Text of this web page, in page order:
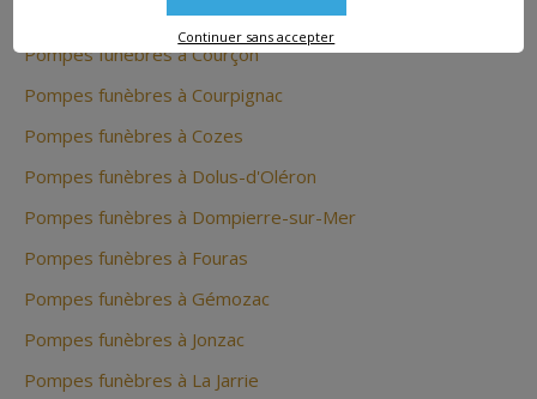
Pompes funèbres à Consac
Pompes funèbres à Courçon
Pompes funèbres à Courpignac
Pompes funèbres à Cozes
Pompes funèbres à Dolus-d'Oléron
Pompes funèbres à Dompierre-sur-Mer
Pompes funèbres à Fouras
Pompes funèbres à Gémozac
Pompes funèbres à Jonzac
Pompes funèbres à La Jarrie
Continuer sans accepter